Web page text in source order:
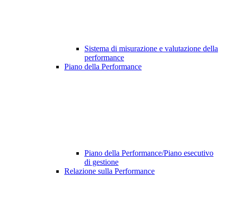
Sistema di misurazione e valutazione della
performance
Piano della Performance
Piano della Performance/Piano esecutivo
di gestione
Relazione sulla Performance